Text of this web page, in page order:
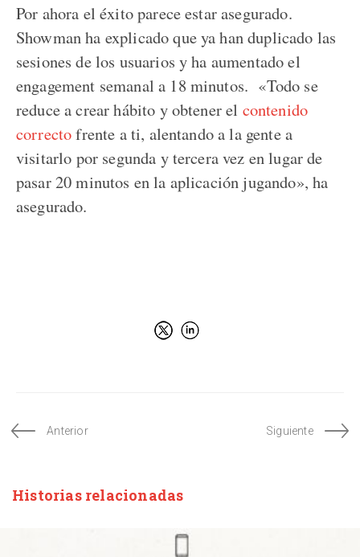
Por ahora el éxito parece estar asegurado.
Showman ha explicado que ya han duplicado las
sesiones de los usuarios y ha aumentado el
engagement semanal a 18 minutos. «Todo se
reduce a crear hábito y obtener el contenido
correctofrente a ti, alentando a la gente a
visitarlo por segunda y tercera vez en lugar de
pasar 20 minutos en la aplicación jugando», ha
asegurado.
Anterior Siguiente
Historias relacionadas